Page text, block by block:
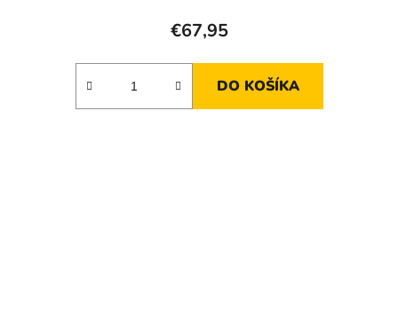
€67,95
DO KOŠÍKA